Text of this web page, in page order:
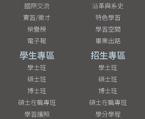
國際交流
實習/徵才
榮譽榜
電子報
沿革與系史
特色學習
學習空間
畢業出路
學生專區
學士班
碩士班
博士班
碩士在職專班
學習護照
招生專區
學士班
碩士班
博士班
碩士在職專班
學分學程